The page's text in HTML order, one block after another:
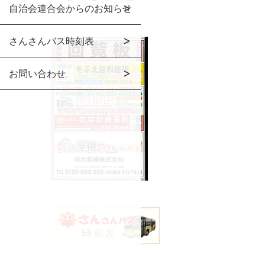
自治会連合会からのお知らせ
さんさんバス時刻表
お問い合わせ